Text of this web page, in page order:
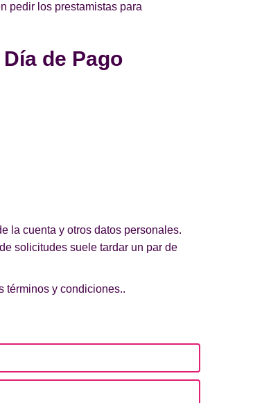
pedir los prestamistas para
de Pago
la cuenta y otros datos personales.
solicitudes suele tardar un par de
términos y condiciones..